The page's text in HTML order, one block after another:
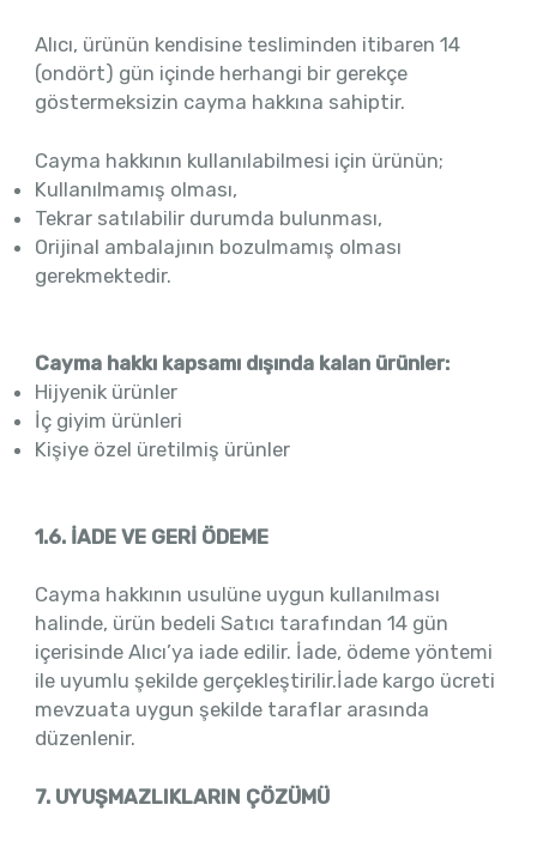
Alıcı, ürünün kendisine tesliminden itibaren 14
(ondört) gün içinde herhangi bir gerekçe
göstermeksizin cayma hakkına sahiptir.
Cayma hakkının kullanılabilmesi için ürünün;
Kullanılmamış olması,
Tekrar satılabilir durumda bulunması,
Orijinal ambalajının bozulmamış olması
gerekmektedir.
Cayma hakkı kapsamı dışında kalan ürünler:
Hijyenik ürünler
İç giyim ürünleri
Kişiye özel üretilmiş ürünler
1.6. İADE VE GERİ ÖDEME
Cayma hakkının usulüne uygun kullanılması
halinde, ürün bedeli Satıcı tarafından 14 gün
içerisinde Alıcı’ya iade edilir. İade, ödeme yöntemi
ile uyumlu şekilde gerçekleştirilir.İade kargo ücreti
mevzuata uygun şekilde taraflar arasında
düzenlenir.
7. UYUŞMAZLIKLARIN ÇÖZÜMÜ